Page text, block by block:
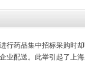
药品集中招标采购时
配送。此举引起了上